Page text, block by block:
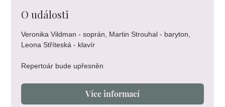
O události
Veronika Vildman - soprán, Martin Strouhal - baryton,
Leona Stříteská - klavír
Repertoár bude upřesněn
Více informací